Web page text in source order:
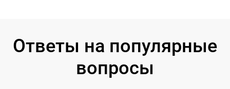
Ответы на популярные
вопросы